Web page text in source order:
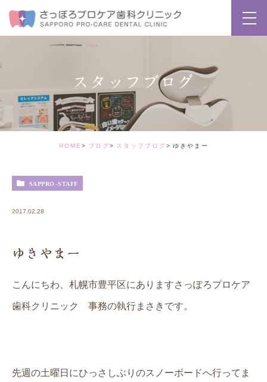
スタッフブログ
HOME ブログ スタッフブログ ゆきやまー
SAPPRO-STAFF
2017.02.28
ゆきやまー
こんにちわ、札幌市豊平区にありますさっぽろプロケア
歯科クリニック 事務の執行まさきです。
先週の土曜日にひっさしぶりのスノーボードへ行ってま